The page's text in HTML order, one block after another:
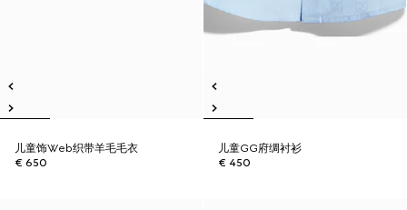
儿童饰Web织带羊毛毛衣
€ 650
儿童GG府绸衬衫
€ 450